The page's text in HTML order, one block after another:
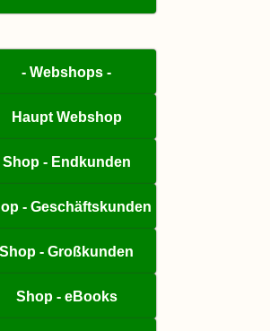
- Webshops -
Haupt Webshop
Shop - Endkunden
- Geschäftskunden
Shop - Großkunden
Shop - eBooks